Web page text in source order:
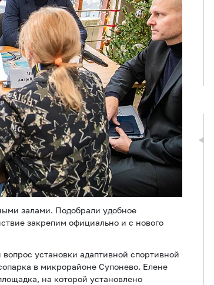
залами. Подобрали удобное
закрепим официально и с нового
установки адаптивной спортивной
в микрорайоне Супонево. Елене
на которой установлено